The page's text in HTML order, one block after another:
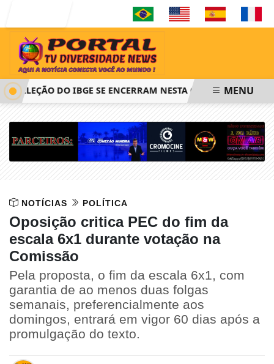
DO IBGE SE ENCERRAM NESTA QUINTA-FEIRA ÀS 14H
MENU
NOTÍCIAS POLÍTICA
Oposição critica PEC do fim da
escala 6x1 durante votação na
Comissão
Pela proposta, o fim da escala 6x1, com
garantia de ao menos duas folgas
semanais, preferencialmente aos
domingos, entrará em vigor 60 dias após a
promulgação do texto.